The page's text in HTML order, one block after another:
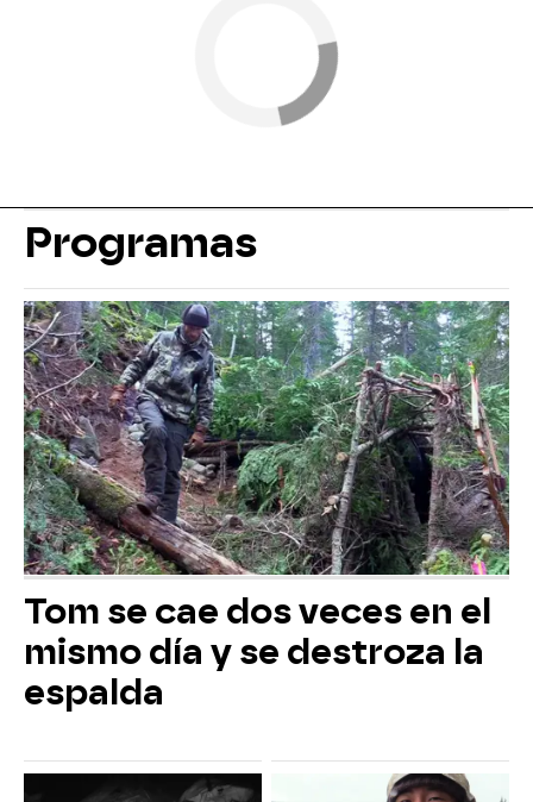
Programas
Tom se cae dos veces en el
mismo día y se destroza la
espalda